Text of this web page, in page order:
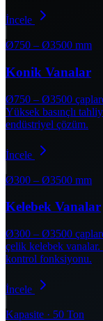
İncele
Ø750 – Ø3500 mm
Konik Vanalar
Ø750 – Ø3500
Yüksek basınçlı
endüstriyel çözüm.
İncele
Ø300 – Ø3500 mm
Kelebek Vanalar
Ø300 – Ø3500
çelik kelebek vanalar.
kontrol fonksiyonu.
İncele
Kapasite · 50 Ton